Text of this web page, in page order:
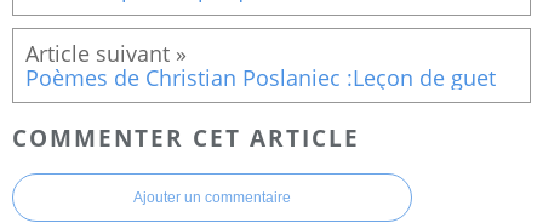
Poèmes de Christian Poslaniec :Leçon de guet
COMMENTER CET ARTICLE
Ajouter un commentaire